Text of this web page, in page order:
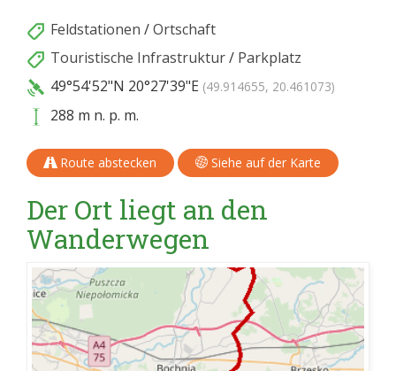
Feldstationen /Ortschaft
Touristische Infrastruktur/ Parkplatz
49°54'52"N 20°27'39"E (49.914655, 20.461073)
288 m n. p. m.
Route abstecken Siehe auf der Karte
Der Ort liegt an den
Wanderwegen